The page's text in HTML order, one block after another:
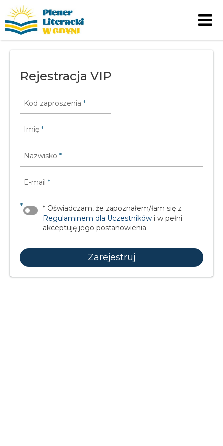
Skip to content
Rejestracja VIP
Kod zaproszenia *
Imię *
Nazwisko *
E-mail *
*
* Oświadczam, że zapoznałem/łam się z
Regulaminem dla Uczestników i w pełni
akceptuję jego postanowienia.